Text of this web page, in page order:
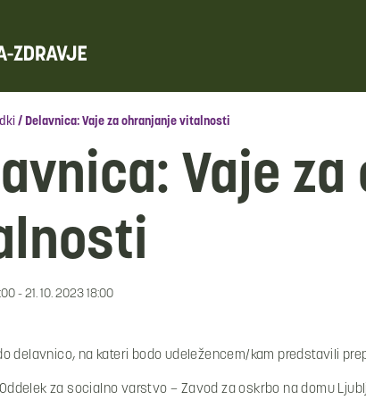
/ Delavnica: Vaje za ohranjanje vitalnosti
Vaje
- 21. 10. 2023 18:00
delavnico, na kateri bodo udeležencem/kam predstavili
Oddelek za socialno varstvo – Zavod za oskrbo na domu